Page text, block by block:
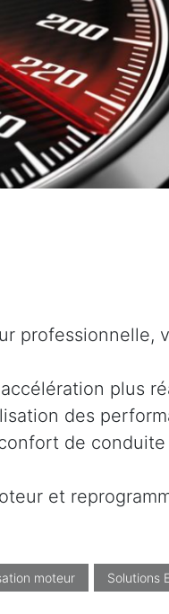
plus
des
de
et
moteur Solutions